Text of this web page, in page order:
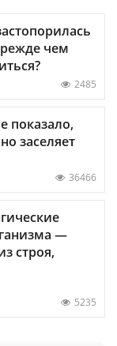
чем
2485
показало,
заселяет
36466
—
строя,
5235